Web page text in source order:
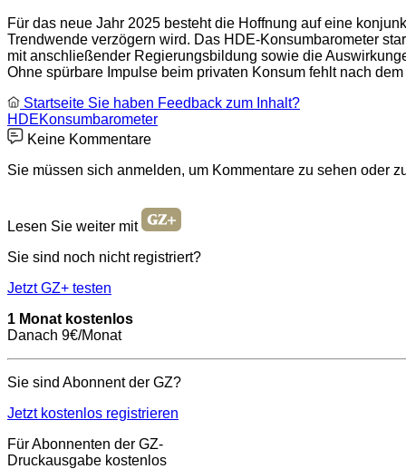
Für das neue Jahr 2025 besteht die Hoffnung auf eine
Trendwende verzögern wird. Das HDE-Konsumbarometer
mit anschließender Regierungsbildung sowie die
Ohne spürbare Impulse beim privaten Konsum fehlt nach
Startseite Sie haben Feedback zum Inhalt?
HDEKonsumbarometer
Keine Kommentare
Sie müssen sich anmelden, um Kommentare zu sehen oder
Lesen Sie weiter mit
Sie sind noch nicht registriert?
Jetzt GZ+ testen
1 Monat kostenlos
Danach 9€/Monat
Sie sind Abonnent der GZ?
Jetzt kostenlos registrieren
Für Abonnenten der GZ-
Druckausgabe kostenlos